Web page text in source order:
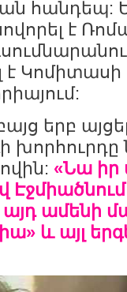
հանդեպ:
է
է
երբ
«Նա իր
այդ ամենի
և այլ